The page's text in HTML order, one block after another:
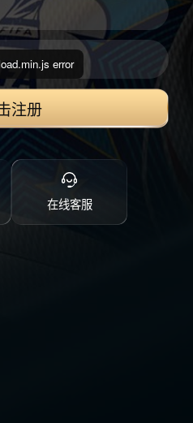
注册
在线客服
error